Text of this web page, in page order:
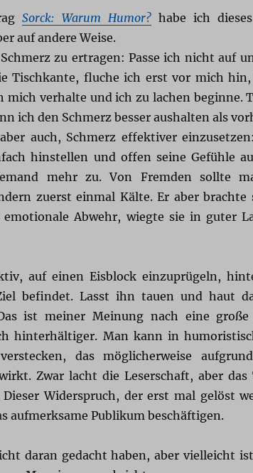
Sorck: Warum Humor?habe ich
auf andere Weise.
zu ertragen: Passe ich nicht auf
Tischkante, fluche ich erst vor mich
mich verhalte und ich zu lachen beginne.
ich den Schmerz besser aushalten als
auch, Schmerz effektiver
hinstellen und offen seine Gefühle
mehr zu. Von Fremden sollte
zuerst einmal Kälte. Er aber brachte
Abwehr, wiegte sie in guter
auf einen Eisblock einzuprügeln,
befindet. Lasst ihn tauen und haut
ist meiner Meinung nach eine
hinterhältiger. Man kann in
das möglicherweise
Zwar lacht die Leserschaft, aber
Dieser Widerspruch, der erst mal gelöst
aufmerksame Publikum beschäftigen.
daran gedacht haben, aber vielleicht